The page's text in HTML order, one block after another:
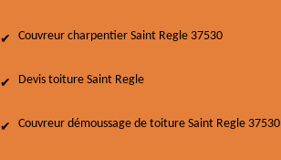
Couvreur charpentier Saint Regle 37530
Devis toiture Saint Regle
Couvreur démoussage de toiture Saint Regle 37530